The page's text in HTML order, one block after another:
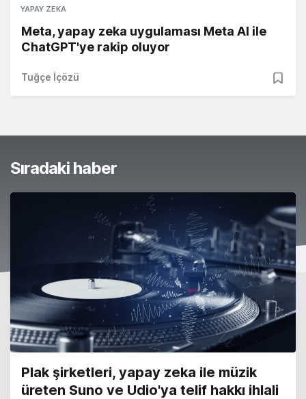
YAPAY ZEKA
Meta, yapay zeka uygulaması Meta AI ile
ChatGPT'ye rakip oluyor
Tuğçe İçözü
Sıradaki haber
Plak şirketleri, yapay zeka ile müzik
üreten Suno ve Udio'ya telif hakkı ihlali